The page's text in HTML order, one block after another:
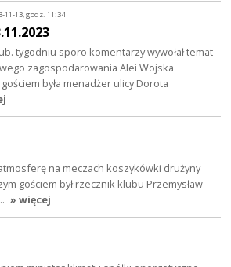
11-13, godz. 11:34
tygodniu sporo komentarzy wywołał temat
zagospodarowania Alei Wojska
była menadżer ulicy Dorota
na meczach koszykówki drużyny
gościem był rzecznik klubu Przemysław
» więcej